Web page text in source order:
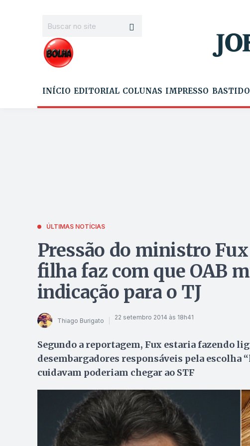
INÍCIO EDITORIAL COLUNAS IMPRESSO
ÚLTIMAS NOTÍCIAS
Pressão do ministro
filha faz com que OAB
indicação para o TJ
Thiago Burigato 22 setembro 2014 às 18h41
Segundo a reportagem, Fux estaria fazendo
desembargadores responsáveis pela escolha
cuidavam poderiam chegar ao STF